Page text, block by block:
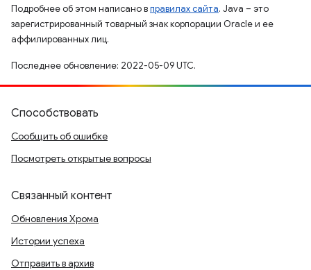
Подробнее об этом написано вправилах сайта. Java – это
зарегистрированный товарный знак корпорации Oracle и ее
аффилированных лиц.
Последнее обновление: 2022-05-09 UTC.
Способствовать
Сообщить об ошибке
Посмотреть открытые вопросы
Связанный контент
Обновления Хрома
Истории успеха
Отправить в архив